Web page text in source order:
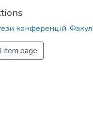
тези конференцій.
item page